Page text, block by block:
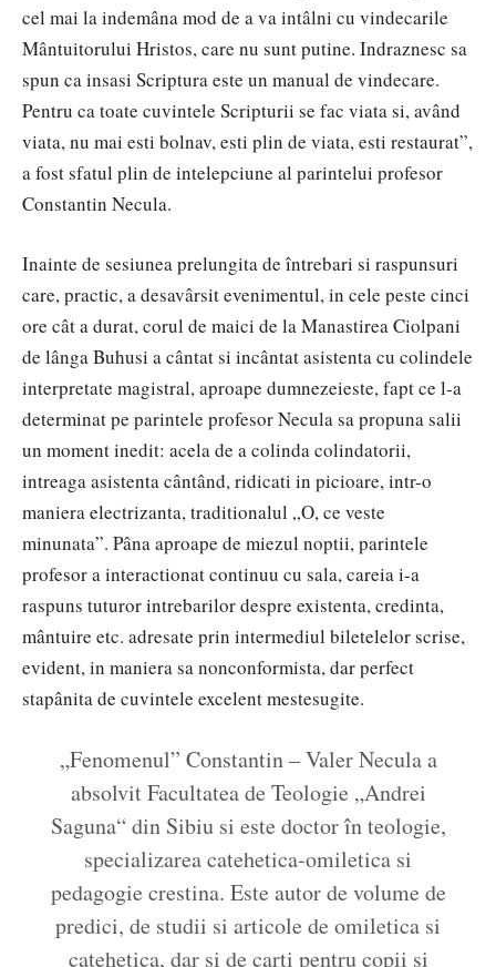
cel mai la indemâna mod de a va intâlni cu vindecarile
Mântuitorului Hristos, care nu sunt putine. Indraznesc sa
spun ca insasi Scriptura este un manual de vindecare.
Pentru ca toate cuvintele Scripturii se fac viata si, având
viata, nu mai esti bolnav, esti plin de viata, esti restaurat”,
a fost sfatul plin de intelepciune al parintelui profesor
Constantin Necula.
Inainte de sesiunea prelungita de întrebari si raspunsuri
care, practic, a desavârsit evenimentul, in cele peste cinci
ore cât a durat, corul de maici de la Manastirea Ciolpani
de lânga Buhusi a cântat si incântat asistenta cu colindele
interpretate magistral, aproape dumnezeieste, fapt ce l-a
determinat pe parintele profesor Necula sa propuna salii
un moment inedit: acela de a colinda colindatorii,
intreaga asistenta cântând, ridicati in picioare, intr-o
maniera electrizanta, traditionalul „O, ce veste
minunata”. Pâna aproape de miezul noptii, parintele
profesor a interactionat continuu cu sala, careia i-a
raspuns tuturor intrebarilor despre existenta, credinta,
mântuire etc. adresate prin intermediul biletelelor scrise,
evident, in maniera sa nonconformista, dar perfect
stapânita de cuvintele excelent mestesugite.
„Fenomenul” Constantin – Valer Necula a
absolvit Facultatea de Teologie „Andrei
Saguna“ din Sibiu si este doctor în teologie,
specializarea catehetica-omiletica si
pedagogie crestina. Este autor de volume de
predici, de studii si articole de omiletica si
catehetica, dar si de carti pentru copii si